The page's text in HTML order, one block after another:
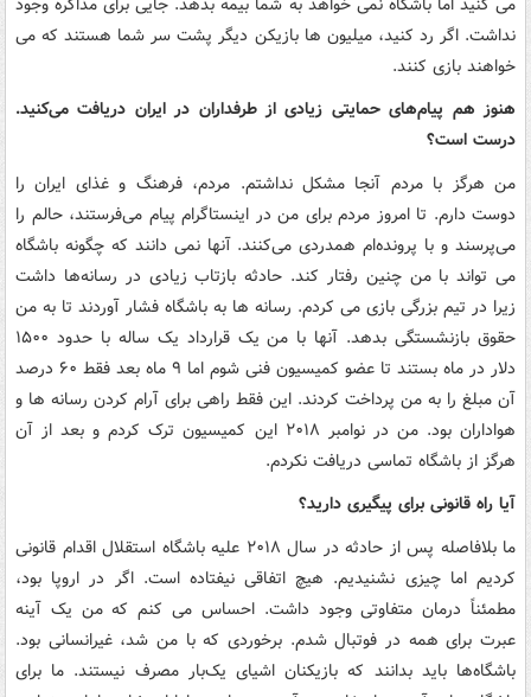
نداشت. اگر رد کنید، میلیون ها بازیکن دیگر پشت سر شما هستند که می
خواهند بازی کنند.
هنوز هم پیام‌های حمایتی زیادی از طرفداران در ایران دریافت می‌کنید.
درست است؟
من هرگز با مردم آنجا مشکل نداشتم. مردم، فرهنگ و غذای ایران را
دوست دارم. تا امروز مردم برای من در اینستاگرام پیام می‌فرستند، حالم را
می‌پرسند و با پرونده‌ام همدردی می‌کنند. آنها نمی دانند که چگونه باشگاه
می تواند با من چنین رفتار کند. حادثه بازتاب زیادی در رسانه‌ها داشت
زیرا در تیم بزرگی بازی می کردم. رسانه ها به باشگاه فشار آوردند تا به من
حقوق بازنشستگی بدهد. آنها با من یک قرارداد یک ساله با حدود ۱۵۰۰
دلار در ماه بستند تا عضو کمیسیون فنی شوم اما ۹ ماه بعد فقط ۶۰ درصد
آن مبلغ را به من پرداخت کردند. این فقط راهی برای آرام کردن رسانه ها و
هواداران بود. من در نوامبر ۲۰۱۸ این کمیسیون ترک کردم و بعد از آن
هرگز از باشگاه تماسی دریافت نکردم.
آیا راه قانونی برای پیگیری دارید؟
ما بلافاصله پس از حادثه در سال ۲۰۱۸ علیه باشگاه استقلال اقدام قانونی
کردیم اما چیزی نشنیدیم. هیچ اتفاقی نیفتاده است. اگر در اروپا بود،
مطمئناً درمان متفاوتی وجود داشت. احساس می کنم که من یک آینه
عبرت برای همه در فوتبال شدم. برخوردی که با من شد، غیرانسانی بود.
باشگاه‌ها باید بدانند که بازیکنان اشیای یک‌بار مصرف نیستند. ما برای